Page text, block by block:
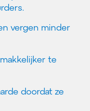
vergen minder
te
doordat ze